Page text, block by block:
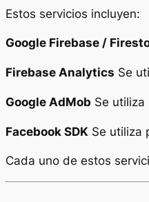
Estos servicios incluyen:
Google Firebase /
Firebase Analytics Se
Google AdMob Se
Facebook SDK Se utiliza
Cada uno de estos